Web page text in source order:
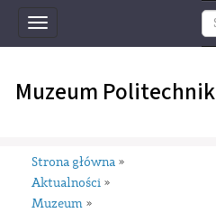
Toggle
navigation
Muzeum
Strona główna »
Aktualności »
Muzeum »